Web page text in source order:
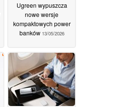
Ugreen wypuszcza
nowe wersje
kompaktowych power
banków 13/05/2026